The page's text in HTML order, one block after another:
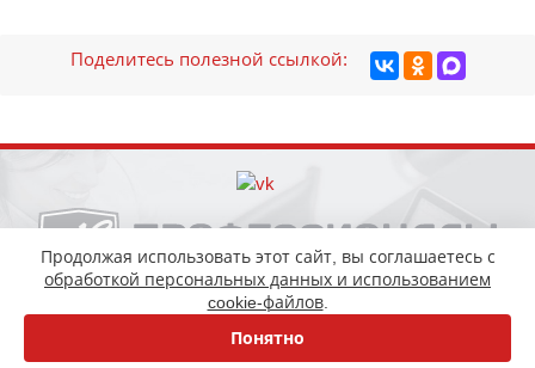
Поделитесь полезной ссылкой:
+7 (343) 200-66-04
+7 (343) 318-26-99
Продолжая использовать этот сайт, вы соглашаетесь с
обработкой персональных данных и использованием
cookie-файлов.
Понятно